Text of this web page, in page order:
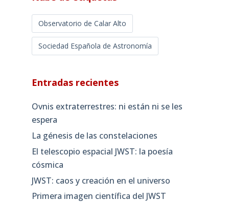
Observatorio de Calar Alto
Sociedad Española de Astronomía
Entradas recientes
Ovnis extraterrestres: ni están ni se les
espera
La génesis de las constelaciones
El telescopio espacial JWST: la poesía
cósmica
JWST: caos y creación en el universo
Primera imagen científica del JWST